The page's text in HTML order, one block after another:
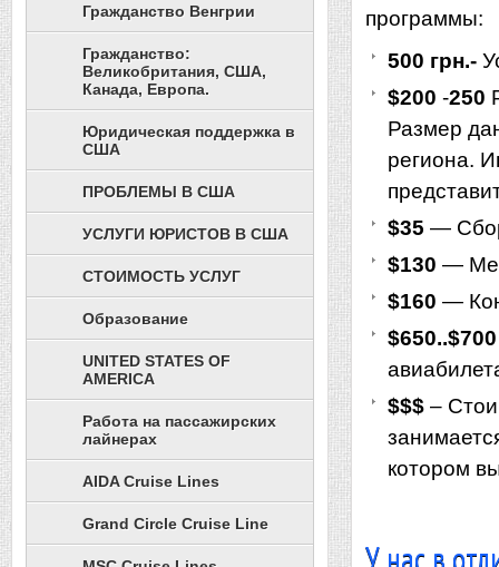
Гражданство Венгрии
Гражданство:
Великобритания, США,
Канада, Европа.
Юридическая поддержка в
США
ПРОБЛЕМЫ В США
УСЛУГИ ЮРИСТОВ В США
СТОИМОСТЬ УСЛУГ
Образование
UNITED STATES OF
AMERICA
Работа на пассажирских
лайнерах
AIDA Cruise Lines
Grand Circle Cruise Line
программы:
500 грн.-
$200 -250
Размер
региона.
$35 —
$130 —
$160 —
$650..$700
$$$ –
котором
У нас в